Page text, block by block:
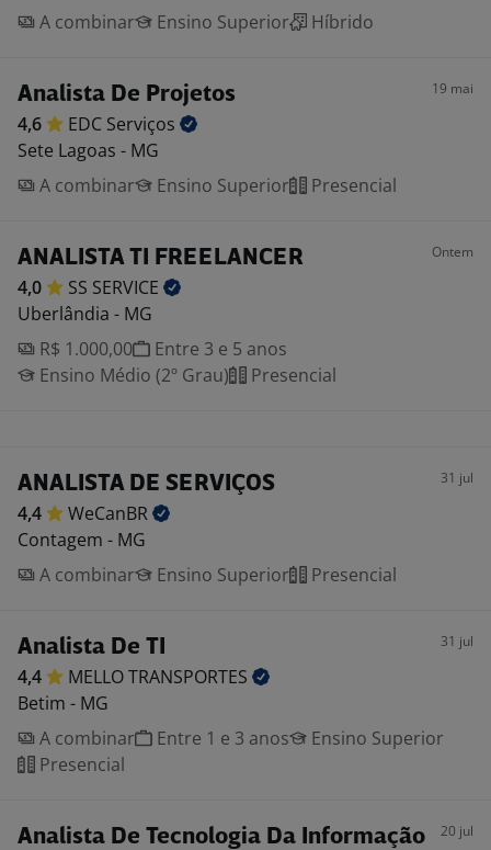
A combinar
Ensino Superior Híbrido
Analista De Projetos 19 mai
4,6 EDC Serviços
Sete Lagoas - MG
A combinar
Ensino Superior Presencial
ANALISTA TI FREELANCER Ontem
4,0 SS SERVICE
Uberlândia - MG
R$ 1.000,00
Entre 3 e 5 anos
Ensino Médio (2º Grau)
Presencial
ANALISTA DE SERVIÇOS 31 jul
4,4
WeCanBR
Contagem - MG
A combinar
Ensino Superior Presencial
Analista De TI 31 jul
4,4 MELLOTRANSPORTES
Betim - MG
A combinar
Entre 1 e 3 anos
Ensino Superior
Presencial
Analista De Tecnologia Da Informação 20 jul